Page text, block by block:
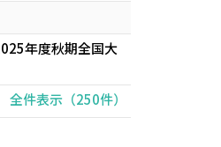
年度秋期全国大
全件表示（250件）